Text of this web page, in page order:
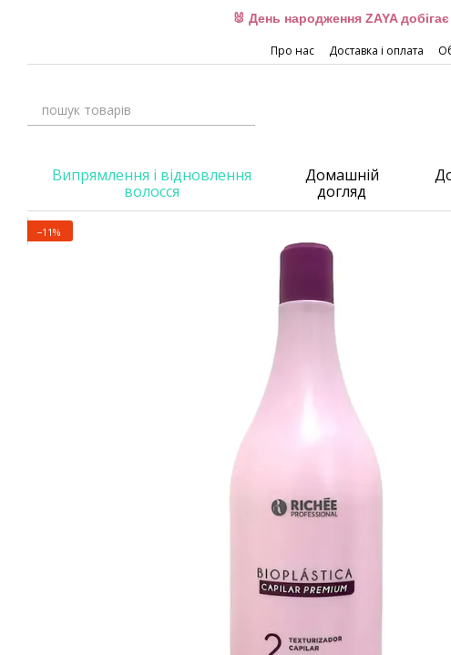
🐰 День народження ZAYA
Про нас Доставка і оплата
Випрямлення і відновлення
волосся
Домашній
догляд
−11%